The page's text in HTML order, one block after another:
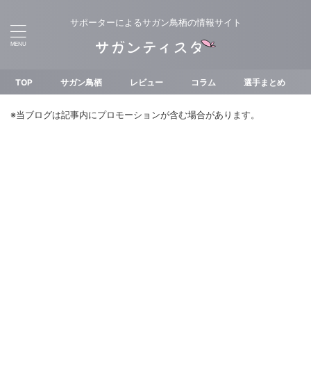
サポーターによるサガン鳥栖の情報サイト
TOP サガン鳥栖 レビュー コラム 選手まとめ
※当ブログは記事内にプロモーションが含む場合があります。